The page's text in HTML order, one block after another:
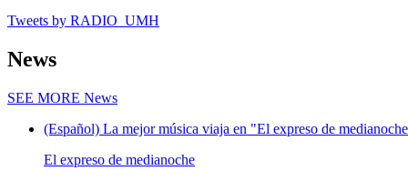
Tweets by RADIO_UMH
News
SEE MORE News
(Español) La mejor música viaja en "El expreso de
El expreso de medianoche